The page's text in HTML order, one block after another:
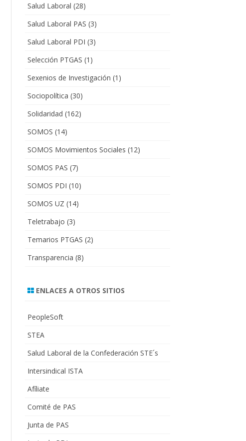
Salud Laboral (28)
Salud Laboral PAS (3)
Salud Laboral PDI (3)
Selección PTGAS (1)
Sexenios de Investigación (1)
Sociopolítica (30)
Solidaridad (162)
SOMOS (14)
SOMOS Movimientos Sociales (12)
SOMOS PAS (7)
SOMOS PDI (10)
SOMOS UZ (14)
Teletrabajo (3)
Temarios PTGAS (2)
Transparencia (8)
ENLACES A OTROS SITIOS
PeopleSoft
STEA
Salud Laboral de la Confederación STE´s
Intersindical ISTA
Afíliate
Comité de PAS
Junta de PAS